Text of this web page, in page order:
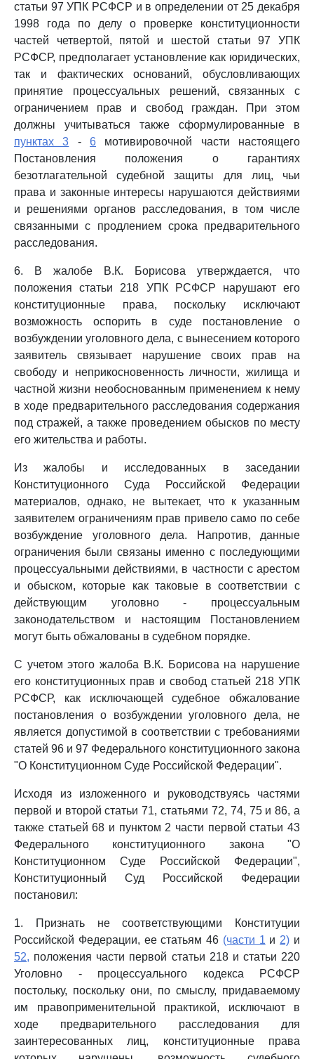
статьи 97 УПК РСФСР и в определении от 25 декабря
1998 года по делу о проверке конституционности
частей четвертой, пятой и шестой статьи 97 УПК
РСФСР, предполагает установление как юридических,
так и фактических оснований, обусловливающих
принятие процессуальных решений, связанных с
ограничением прав и свобод граждан. При этом
должны учитываться также сформулированные в
пунктах 3 -6 мотивировочной части настоящего
Постановления положения о гарантиях
безотлагательной судебной защиты для лиц, чьи
права и законные интересы нарушаются действиями
и решениями органов расследования, в том числе
связанными с продлением срока предварительного
расследования.
6. В жалобе В.К. Борисова утверждается, что
положения статьи 218 УПК РСФСР нарушают его
конституционные права, поскольку исключают
возможность оспорить в суде постановление о
возбуждении уголовного дела, с вынесением которого
заявитель связывает нарушение своих прав на
свободу и неприкосновенность личности, жилища и
частной жизни необоснованным применением к нему
в ходе предварительного расследования содержания
под стражей, а также проведением обысков по месту
его жительства и работы.
Из жалобы и исследованных в заседании
Конституционного Суда Российской Федерации
материалов, однако, не вытекает, что к указанным
заявителем ограничениям прав привело само по себе
возбуждение уголовного дела. Напротив, данные
ограничения были связаны именно с последующими
процессуальными действиями, в частности с арестом
и обыском, которые как таковые в соответствии с
действующим уголовно - процессуальным
законодательством и настоящим Постановлением
могут быть обжалованы в судебном порядке.
С учетом этого жалоба В.К. Борисова на нарушение
его конституционных прав и свобод статьей 218 УПК
РСФСР, как исключающей судебное обжалование
постановления о возбуждении уголовного дела, не
является допустимой в соответствии с требованиями
статей 96 и 97 Федерального конституционного закона
"О Конституционном Суде Российской Федерации".
Исходя из изложенного и руководствуясь частями
первой и второй статьи 71, статьями 72, 74, 75 и 86, а
также статьей 68 и пунктом 2 части первой статьи 43
Федерального конституционного закона "О
Конституционном Суде Российской Федерации",
Конституционный Суд Российской Федерации
постановил:
1. Признать не соответствующими Конституции
Российской Федерации, ее статьям 46 (части 1 и 2) и
52, положения части первой статьи 218 и статьи 220
Уголовно - процессуального кодекса РСФСР
постольку, поскольку они, по смыслу, придаваемому
им правоприменительной практикой, исключают в
ходе предварительного расследования для
заинтересованных лиц, конституционные права